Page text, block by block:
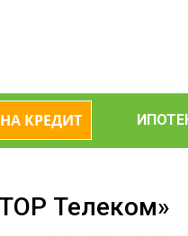
КРЕДИТ
Телеком»